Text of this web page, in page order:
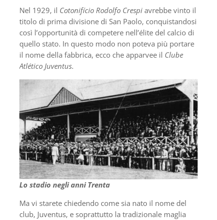
Nel 1929, il Cotonifício Rodolfo Crespi avrebbe vinto il
titolo di prima divisione di San Paolo, conquistandosi
così l’opportunità di competere nell’élite del calcio di
quello stato. In questo modo non poteva più portare
il nome della fabbrica, ecco che apparvee il Clube
Atlético Juventus.
Lo stadio negli anni Trenta
Ma vi starete chiedendo come sia nato il nome del
club, Juventus, e soprattutto la tradizionale maglia